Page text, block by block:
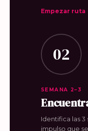
Empezar ruta
02
SEMANA 2–3
Identifica las 3
impulso que